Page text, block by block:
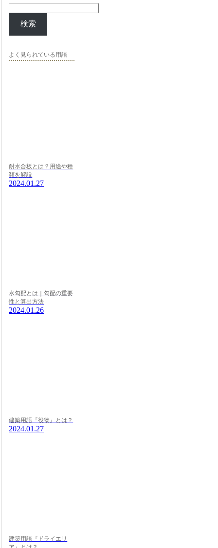
検索
よく見られている用語
耐水合板とは？用途や種
類を解説
2024.01.27
水勾配とは｜勾配の重要
性と算出方法
2024.01.26
建築用語『役物』とは？
2024.01.27
建築用語『ドライエリ